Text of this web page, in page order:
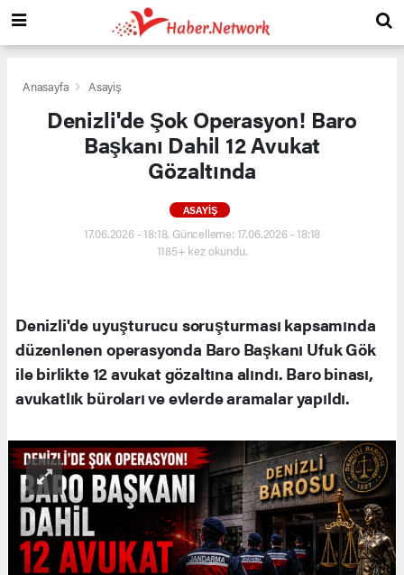
Anasayfa Asayiş
Denizli'de Şok Operasyon! Baro
Başkanı Dahil 12 Avukat
Gözaltında
ASAYIŞ
17.06.2026 - 18:18, Güncelleme: 17.06.2026 - 18:18
1185+ kez okundu.
Denizli'de uyuşturucu soruşturması kapsamında
düzenlenen operasyonda Baro Başkanı Ufuk Gök
ile birlikte 12 avukat gözaltına alındı. Baro binası,
avukatlık büroları ve evlerde aramalar yapıldı.